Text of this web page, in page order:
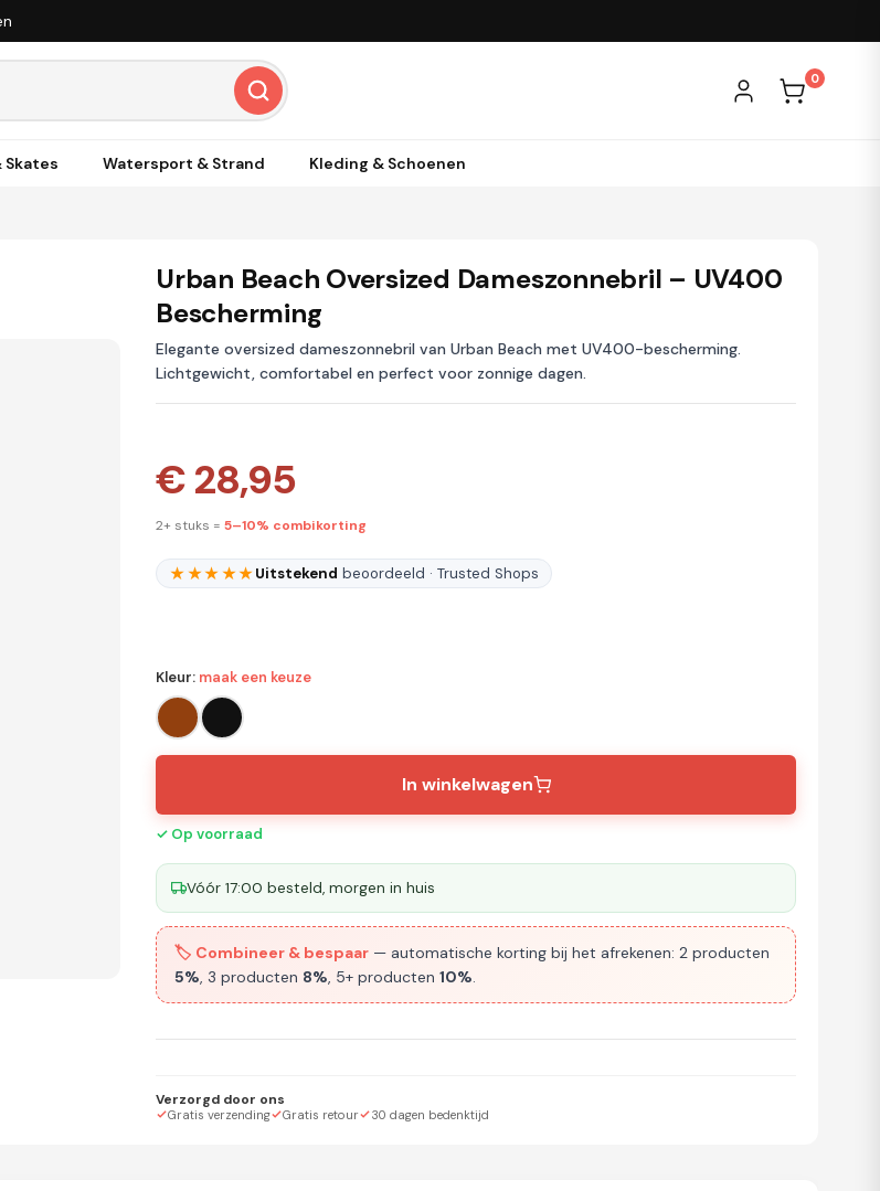
0
Skates Watersport & Strand Kleding & Schoenen
Urban Beach Oversized Dameszonnebril – UV400
Bescherming
Elegante oversized dameszonnebril van Urban Beach met UV400-bescherming.
Lichtgewicht, comfortabel en perfect voor zonnige dagen.
€ 28,95
2+ stuks = 5–10% combikorting
★★★★★Uitstekend beoordeeld · Trusted Shops
Kleur: maak een keuze
In winkelwagen
✓ Op voorraad
Vóór 17:00 besteld, morgen in huis
🏷️ Combineer & bespaar — automatische korting bij het afrekenen: 2 producten
5%, 3 producten 8%, 5+ producten 10%.
Verzorgd door ons
Gratis verzending Gratis retour 30 dagen bedenktijd